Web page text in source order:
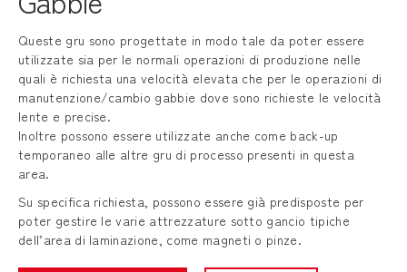
Queste gru sono progettate in modo tale da poter essere
utilizzate sia per le normali operazioni di produzione nelle
quali è richiesta una velocità elevata che per le operazioni di
manutenzione/cambio gabbie dove sono richieste le velocità
lente e precise.
Inoltre possono essere utilizzate anche come back-up
temporaneo alle altre gru di processo presenti in questa
area.
Su specifica richiesta, possono essere già predisposte per
poter gestire le varie attrezzature sotto gancio tipiche
dell’area di laminazione, come magneti o pinze.